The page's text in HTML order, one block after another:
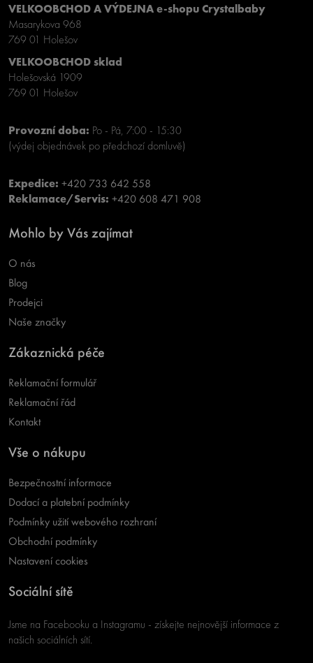
VELKOOBCHOD A VÝDEJNA e-shopu Crystalbaby
Masarykova 968
769 01 Holešov
VELKOOBCHOD sklad
Holešovská 1909
769 01 Holešov
Provozní doba: Po - Pá, 7:00 - 15:30
(výdej objednávek po předchozí domluvě)
Expedice: +420 733 642 558
Reklamace/Servis: +420 608 471 908
Mohlo by Vás zajímat
O nás
Blog
Prodejci
Naše značky
Zákaznická péče
Reklamační formulář
Reklamační řád
Kontakt
Vše o nákupu
Bezpečnostní informace
Dodací a platební podmínky
Podmínky užití webového rozhraní
Obchodní podmínky
Nastavení cookies
Sociální sítě
Jsme na Facebooku a Instagramu - získejte nejnovější informace z
našich sociálních sítí.